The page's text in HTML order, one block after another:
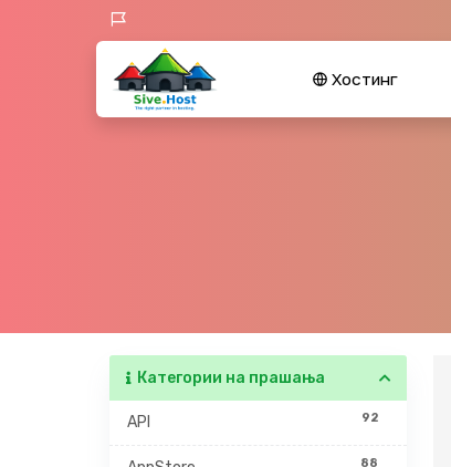
Хостинг
Категории на прашања
92
API
88